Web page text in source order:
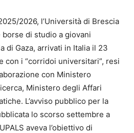
2026, l’Università di Brescia
di studio a giovani
di Gaza, arrivati in Italia il 23
con i “corridoi universitari”, resi
con Ministero
Ministero degli Affari
L’avviso pubblico per la
lo scorso settembre a
aveva l’obiettivo di